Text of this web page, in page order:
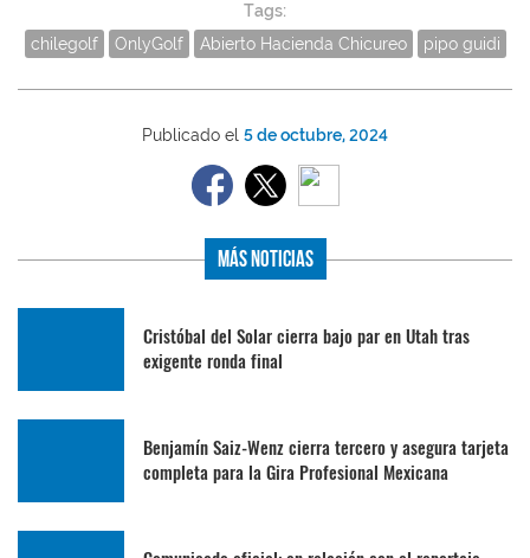
Tags:
chilegolf
OnlyGolf Abierto Hacienda Chicureo pipo guidi
Publicado el 5 de octubre, 2024
Más Noticias
Cristóbal del Solar cierra bajo par en Utah tras
exigente ronda final
Benjamín Saiz-Wenz cierra tercero y asegura tarjeta
completa para la Gira Profesional Mexicana